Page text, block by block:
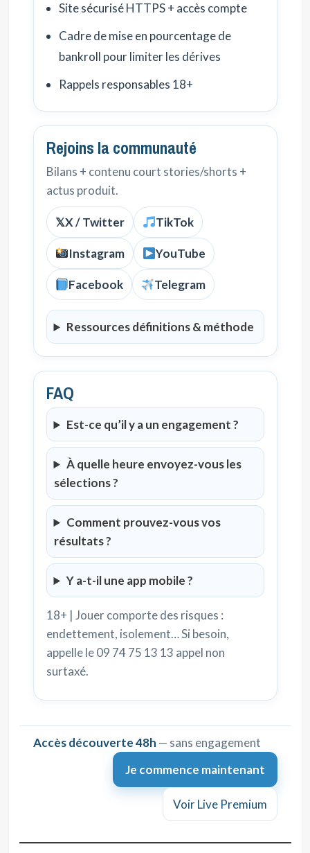
Site sécurisé HTTPS + accès compte
Cadre de mise en pourcentage de
bankroll pour limiter les dérives
Rappels responsables 18+
Rejoins la communauté
Bilans + contenu court stories/shorts +
actus produit.
𝕏X / Twitter TikTok
Instagram YouTube
Facebook Telegram
Ressources définitions & méthode
FAQ
Est-ce qu’il y a un engagement ?
À quelle heure envoyez-vous les
sélections ?
Comment prouvez-vous vos
résultats ?
Y a-t-il une app mobile ?
18+ | Jouer comporte des risques :
endettement, isolement… Si besoin,
appelle le 09 74 75 13 13 appel non
surtaxé.
Accès découverte 48h — sans engagement
Je commence maintenant
Voir Live Premium